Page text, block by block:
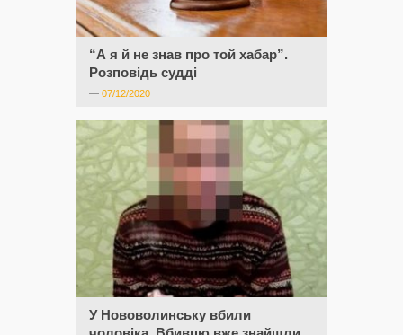
“А я й не знав про той хабар”.
Розповідь судді
— 07/12/2020
У Нововолинську вбили